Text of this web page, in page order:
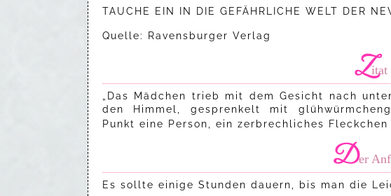
TAUCHE EIN IN DIE GEFÄHRLICHE WELT DER
Quelle: Ravensburger Verlag
Zitat
„Das Mädchen trieb mit dem Gesicht nach
den Himmel, gesprenkelt mit
Punkt eine Person, ein zerbrechliches Fleckchen
Der
Es sollte einige Stunden dauern, bis man die